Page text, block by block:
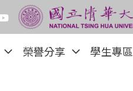
榮譽分享
學生專區